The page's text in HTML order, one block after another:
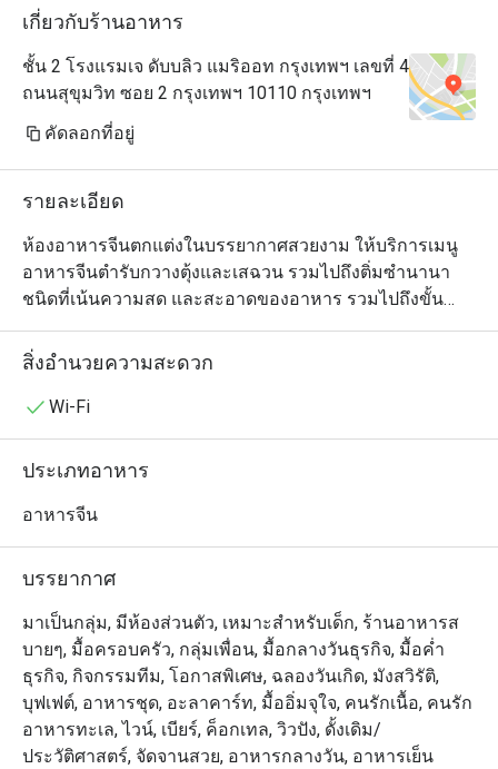
เกี่ยวกับร้านอาหาร
ชั้น 2 โรงแรมเจ ดับบลิว แมริออท กรุงเทพฯ เลขที่ 4
ถนนสุขุมวิท ซอย 2 กรุงเทพฯ 10110 กรุงเทพฯ
คัดลอกที่อยู่
รายละเอียด
ห้องอาหารจีนตกแต่งในบรรยากาศสวยงาม ให้บริการเมนู
อาหารจีนตำรับกวางตุ้งและเสฉวน รวมไปถึงติ่มซำนานา
ชนิดที่เน้นความสด และสะอาดของอาหาร รวมไปถึงขั้น
ตอนการทำอย่างพิถีพิถัน ภายใต้การดูแลของหัวหน้าพ่อครัว
ใหญ่ของโรงแรมฯ
Man Ho @ JW Marriott Bangkok เป็นห้องอาหารจีนระดับ
ชั้น 2 ของโรงแรม JW Marriott Bangkok เดินทางสะดวก
เพลินจิต บรรยากาศตกแต่งอย่างหรูหราคลาสสิกและอบอุ่น
・ร้านนี้มีชื่อเสียงอย่างมากในเรื่อง บุฟเฟต์ติ่มซำไม่อั้น ที่มี
เมนูทำมือให้เลือกกว่า 40 รายการ เมนูไฮไลท์ที่ห้ามพลาด
คือ เป็ดปักกิ่ง หนังกรอบ, ก๋วยเตี๋ยวหลอดกุ้งกรอบ และ โจ๊กซี
ฟู้ดมานโฮ อันเป็นเอกลักษณ์ ซึ่งรังสรรค์ด้วยวัตถุดิบคุณภาพ
สูงและมาตรฐานบริการระดับ 5 ดาว
สิ่งอำนวยความสะดวก
Wi-Fi
ประเภทอาหาร
อาหารจีน
บรรยากาศ
มาเป็นกลุ่ม, มีห้องส่วนตัว, เหมาะสำหรับเด็ก, ร้านอาหารส
บายๆ, มื้อครอบครัว, กลุ่มเพื่อน, มื้อกลางวันธุรกิจ, มื้อค่ำ
ธุรกิจ, กิจกรรมทีม, โอกาสพิเศษ, ฉลองวันเกิด, มังสวิรัติ,
บุฟเฟต์, อาหารชุด, อะลาคาร์ท, มื้ออิ่มจุใจ, คนรักเนื้อ, คนรัก
อาหารทะเล, ไวน์, เบียร์, ค็อกเทล, วิวปัง, ดั้งเดิม/
ประวัติศาสตร์, จัดจานสวย, อาหารกลางวัน, อาหารเย็น